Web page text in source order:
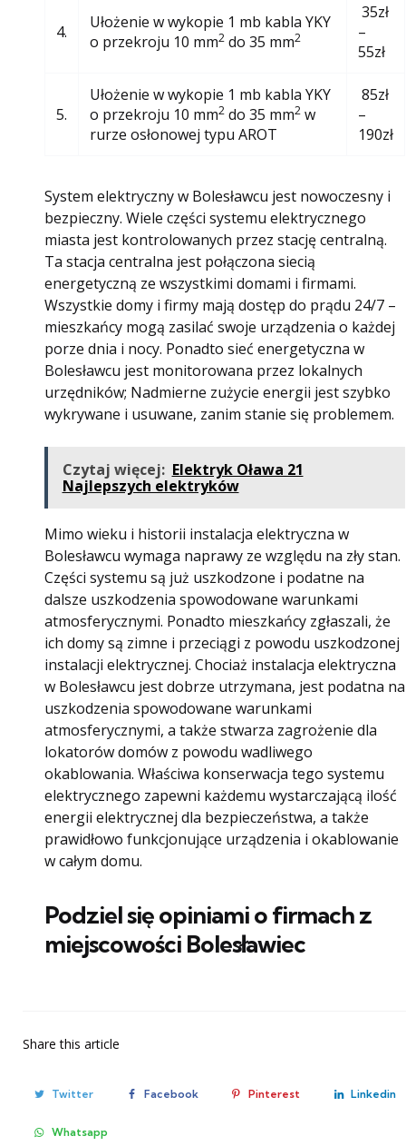
4.
Ułożenie w wykopie 1 mb kabla YKY
o przekroju 10 mm2do 35 mm2
35zł
–
55zł
5.
Ułożenie w wykopie 1 mb kabla YKY
o przekroju 10 mm2do 35 mm2w
rurze osłonowej typu AROT
85zł
–
190zł
System elektryczny w Bolesławcu jest nowoczesny i
bezpieczny. Wiele części systemu elektrycznego
miasta jest kontrolowanych przez stację centralną.
Ta stacja centralna jest połączona siecią
energetyczną ze wszystkimi domami i firmami.
Wszystkie domy i firmy mają dostęp do prądu 24/7 –
mieszkańcy mogą zasilać swoje urządzenia o każdej
porze dnia i nocy. Ponadto sieć energetyczna w
Bolesławcu jest monitorowana przez lokalnych
urzędników; Nadmierne zużycie energii jest szybko
wykrywane i usuwane, zanim stanie się problemem.
Czytaj więcej: Elektryk Oława 21
Najlepszych elektryków
Mimo wieku i historii instalacja elektryczna w
Bolesławcu wymaga naprawy ze względu na zły stan.
Części systemu są już uszkodzone i podatne na
dalsze uszkodzenia spowodowane warunkami
atmosferycznymi. Ponadto mieszkańcy zgłaszali, że
ich domy są zimne i przeciągi z powodu uszkodzonej
instalacji elektrycznej. Chociaż instalacja elektryczna
w Bolesławcu jest dobrze utrzymana, jest podatna na
uszkodzenia spowodowane warunkami
atmosferycznymi, a także stwarza zagrożenie dla
lokatorów domów z powodu wadliwego
okablowania. Właściwa konserwacja tego systemu
elektrycznego zapewni każdemu wystarczającą ilość
energii elektrycznej dla bezpieczeństwa, a także
prawidłowo funkcjonujące urządzenia i okablowanie
w całym domu.
Podziel się opiniami o firmach z
miejscowości Bolesławiec
Share this article
Twitter Facebook Pinterest Linkedin
Whatsapp